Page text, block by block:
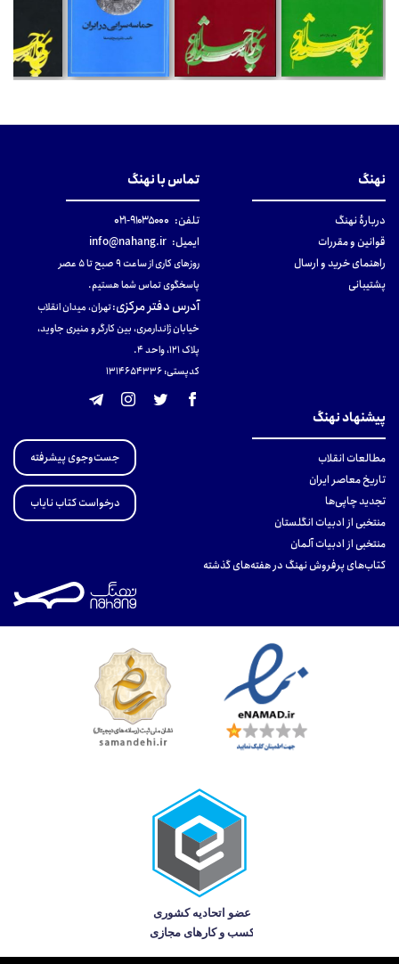
نهنگ
دربارهٔ نهنگ
قوانین و مقررات
راهنمای خرید و ارسال
پشتیبانی
تماس با نهنگ
تلفن: ۹۱۰۳۵۰۰۰-۰۲۱
ایمیل: info@nahang.ir
روزهای کاری از ساعت ۹ صبح تا ۵ عصر
پاسخگوی تماس شما هستیم.
آدرس دفتر مرکزی:تهران، میدان انقلاب
خیابان ژاندارمری، بین کارگر و منیری جاوید،
پلاک 121، واحد ۴.
کدپستی: 131465433۶
پیشنهاد نهنگ
مطالعات انقلاب
تاریخ معاصر ایران
تجدید چاپی‌ها
منتخبی از ادبیات انگلستان
منتخبی از ادبیات آلمان
کتاب‌های پرفروش نهنگ در هفته‌های گذشته
جست‌وجوی پیشرفته
درخواست کتاب نایاب